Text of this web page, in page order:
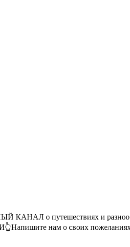
путешествиях и
нам о своих пожеланиях и